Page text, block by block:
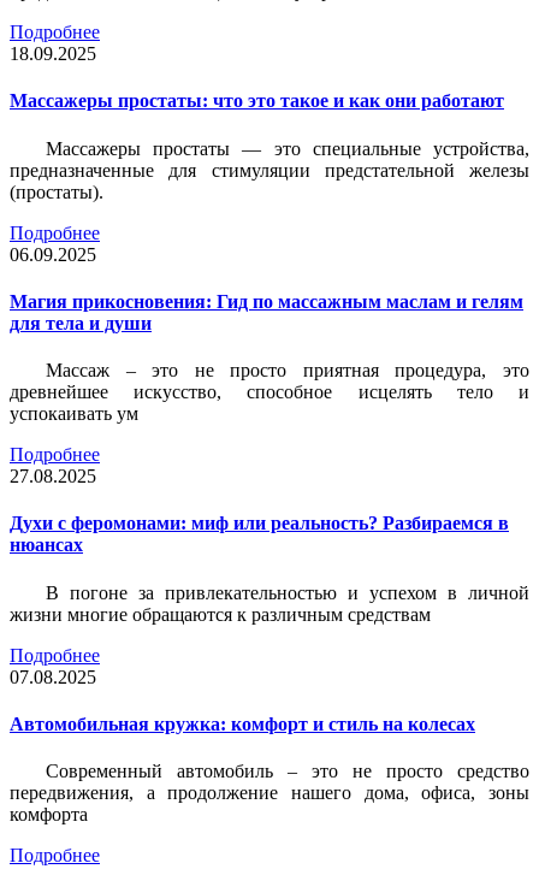
Подробнее
18.09.2025
Массажеры простаты: что это такое и как они работают
Массажеры простаты — это специальные устройства,
предназначенные для стимуляции предстательной железы
(простаты).
Подробнее
06.09.2025
Магия прикосновения: Гид по массажным маслам и гелям
для тела и души
Массаж – это не просто приятная процедура, это
древнейшее искусство, способное исцелять тело и
успокаивать ум
Подробнее
27.08.2025
Духи с феромонами: миф или реальность? Разбираемся в
нюансах
В погоне за привлекательностью и успехом в личной
жизни многие обращаются к различным средствам
Подробнее
07.08.2025
Автомобильная кружка: комфорт и стиль на колесах
Современный автомобиль – это не просто средство
передвижения, а продолжение нашего дома, офиса, зоны
комфорта
Подробнее